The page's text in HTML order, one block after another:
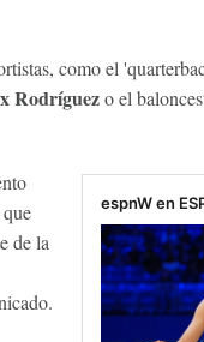
como el
Rodríguezo el
espnW en
de la